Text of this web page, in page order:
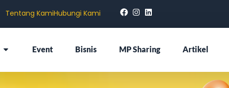
Tentang KamiHubungi Kami
Event Bisnis MP Sharing Artikel